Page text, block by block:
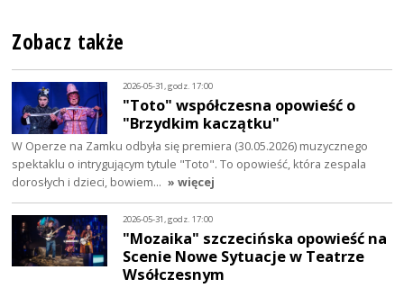
Zobacz także
2026-05-31, godz. 17:00
"Toto" współczesna opowieść o
"Brzydkim kaczątku"
W Operze na Zamku odbyła się premiera (30.05.2026) muzycznego
spektaklu o intrygującym tytule "Toto". To opowieść, która zespala
dorosłych i dzieci, bowiem… » więcej
2026-05-31, godz. 17:00
"Mozaika" szczecińska opowieść na
Scenie Nowe Sytuacje w Teatrze
Wsółczesnym